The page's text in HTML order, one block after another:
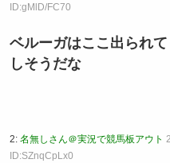
ID:gMlD/FC70
ベルーガはここ出られ
しそうだな
2: 名無しさん＠実況で競馬板アウト
ID:SZnqCpLx0